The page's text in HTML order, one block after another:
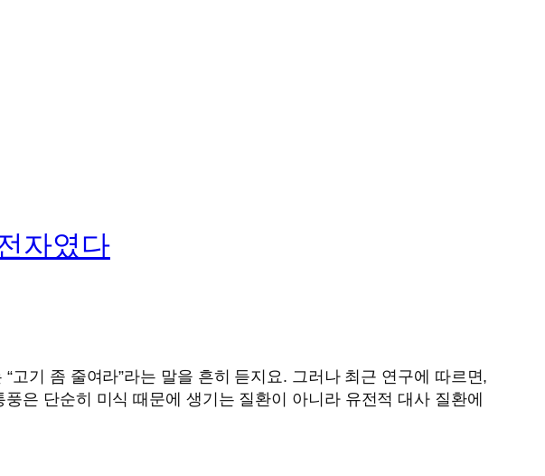
자였다
기 좀 줄여라”라는 말을 흔히 듣지요. 그러나 최근 연구에 따르면,
은 단순히 미식 때문에 생기는 질환이 아니라 유전적 대사 질환에